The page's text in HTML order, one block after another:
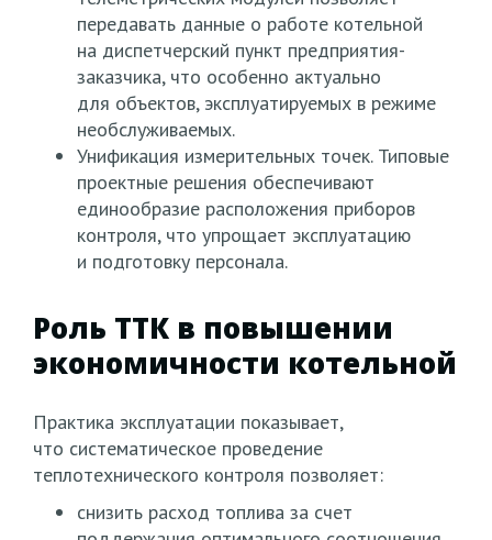
передавать данные о работе котельной
на диспетчерский пункт предприятия-
заказчика, что особенно актуально
для объектов, эксплуатируемых в режиме
необслуживаемых.
Унификация измерительных точек. Типовые
проектные решения обеспечивают
единообразие расположения приборов
контроля, что упрощает эксплуатацию
и подготовку персонала.
Роль ТТК в повышении
экономичности котельной
Практика эксплуатации показывает,
что систематическое проведение
теплотехнического контроля позволяет:
снизить расход топлива за счет